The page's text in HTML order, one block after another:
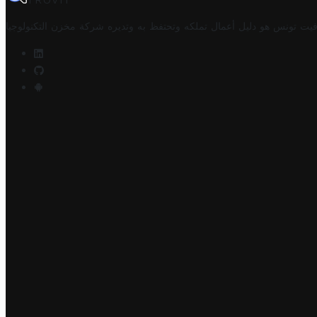
تونس هو دليل أعمال تملكه وتحتفظ به وتديره شركة مخزن التكنولوجيا